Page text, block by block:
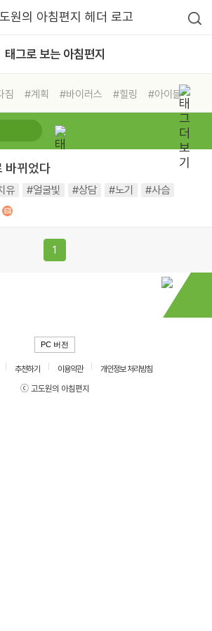
태그로 보는 아침편지
짐 #계획 #바이러스 #힐링
#아이들
#삶
#링컨학교
력
바뀌었다
유 #얼굴빛 #상담 #노기 #사슴
1
PC 버전
추천하기 이용약관
개인정보 처리방침
ⓒ 고도원의 아침편지